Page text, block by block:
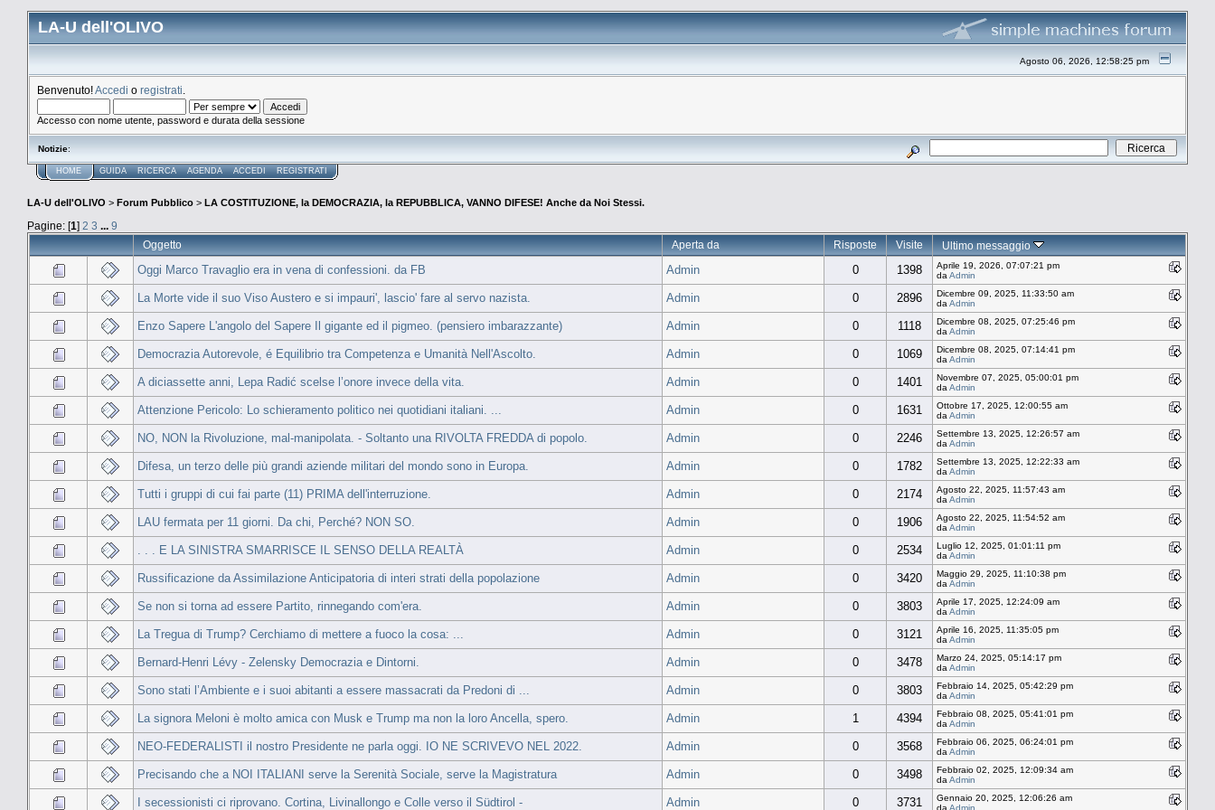
LA-U dell'OLIVO
Agosto 06, 2026, 12:58:25 pm
Benvenuto!Accedi o registrati
Accesso con nome utente, password e durata della sessione
Notizie:
HOME GUIDA RICERCA AGENDA ACCEDI REGISTRATI
LA-U dell'OLIVO > Forum Pubblico > LA COSTITUZIONE, la DEMOCRAZIA, la REPUBBLICA, VANNO DIFESE! Anche da Noi Stessi.
Pagine: [1] 2 3 ... 9
Oggetto
Aperta da Risposte Visite Ultimo messaggio
Oggi Marco Travaglio era in vena di confessioni. da FB Admin 0 1398
Aprile 19, 2026, 07:07:21 pm
da Admin
La Morte vide il suo Viso Austero e si impauri', lascio' fare al servo nazista. Admin 0 2896
Dicembre 09, 2025, 11:33:50 am
da Admin
Enzo Sapere L'angolo del Sapere Il gigante ed il pigmeo. (pensiero imbarazzante) Admin 0 1118
Dicembre 08, 2025, 07:25:46 pm
da Admin
Democrazia Autorevole, é Equilibrio tra Competenza e Umanità Nell'Ascolto. Admin 0 1069
Dicembre 08, 2025, 07:14:41 pm
da Admin
A diciassette anni, Lepa Radić scelse l’onore invece della vita. Admin 0 1401
Novembre 07, 2025, 05:00:01 pm
da Admin
Attenzione Pericolo: Lo schieramento politico nei quotidiani italiani. ... Admin 0 1631
Ottobre 17, 2025, 12:00:55 am
da Admin
NO, NON la Rivoluzione, mal-manipolata. - Soltanto una RIVOLTA FREDDA di popolo. Admin 0 2246
Settembre 13, 2025, 12:26:57 am
da Admin
Difesa, un terzo delle più grandi aziende militari del mondo sono in Europa. Admin 0 1782
Settembre 13, 2025, 12:22:33 am
da Admin
Tutti i gruppi di cui fai parte (11) PRIMA dell'interruzione. Admin 0 2174
Agosto 22, 2025, 11:57:43 am
da Admin
LAU fermata per 11 giorni. Da chi, Perché? NON SO. Admin 0 1906
Agosto 22, 2025, 11:54:52 am
da Admin
. . . E LA SINISTRA SMARRISCE IL SENSO DELLA REALTÀ Admin 0 2534
Luglio 12, 2025, 01:01:11 pm
da Admin
Russificazione da Assimilazione Anticipatoria di interi strati della popolazione Admin 0 3420
Maggio 29, 2025, 11:10:38 pm
da Admin
Se non si torna ad essere Partito, rinnegando com'era. Admin 0 3803
Aprile 17, 2025, 12:24:09 am
da Admin
La Tregua di Trump? Cerchiamo di mettere a fuoco la cosa: ... Admin 0 3121
Aprile 16, 2025, 11:35:05 pm
da Admin
Bernard-Henri Lévy - Zelensky Democrazia e Dintorni. Admin 0 3478
Marzo 24, 2025, 05:14:17 pm
da Admin
Sono stati l’Ambiente e i suoi abitanti a essere massacrati da Predoni di ... Admin 0 3803
Febbraio 14, 2025, 05:42:29 pm
da Admin
La signora Meloni è molto amica con Musk e Trump ma non la loro Ancella, spero. Admin 1 4394
Febbraio 08, 2025, 05:41:01 pm
da Admin
NEO-FEDERALISTI il nostro Presidente ne parla oggi. IO NE SCRIVEVO NEL 2022. Admin 0 3568
Febbraio 06, 2025, 06:24:01 pm
da Admin
Precisando che a NOI ITALIANI serve la Serenità Sociale, serve la Magistratura Admin 0 3498
Febbraio 02, 2025, 12:09:34 am
da Admin
I secessionisti ci riprovano. Cortina, Livinallongo e Colle verso il Südtirol - Admin 0 3731
Gennaio 20, 2025, 12:06:26 am
da Admin